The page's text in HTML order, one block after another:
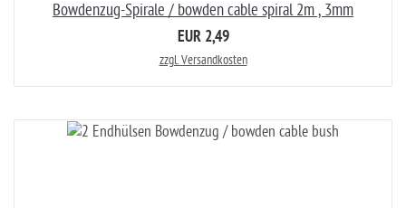
Bowdenzug-Spirale / bowden cable spiral 2m , 3mm
EUR 2,49
zzgl. Versandkosten